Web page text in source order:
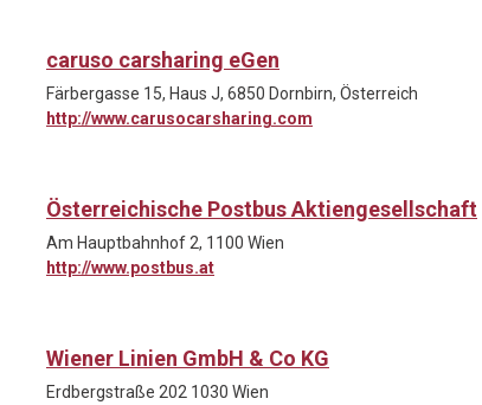
caruso carsharing eGen
Färbergasse 15, Haus J, 6850 Dornbirn, Österreich
http://www.carusocarsharing.com
Österreichische Postbus Aktiengesellschaft
Am Hauptbahnhof 2, 1100 Wien
http://www.postbus.at
Wiener Linien GmbH & Co KG
Erdbergstraße 202 1030 Wien